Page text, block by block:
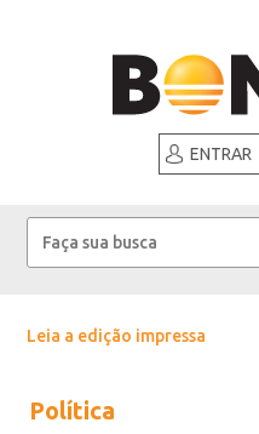
ENTRAR
Leia a edição impressa
Política